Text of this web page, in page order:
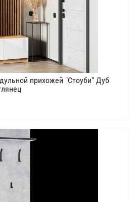
прихожей "Стоуби" Дуб